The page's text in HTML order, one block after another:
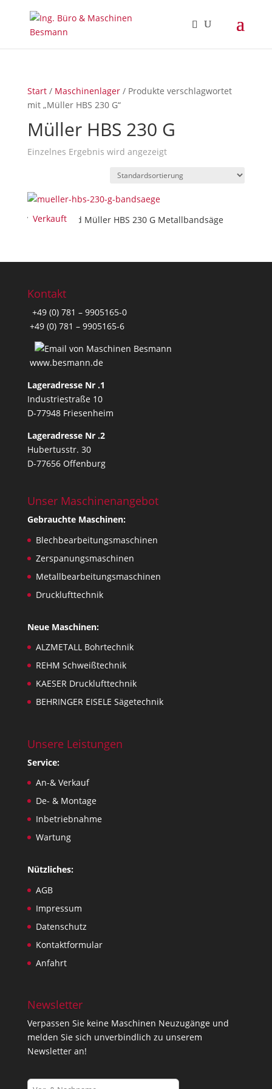
Start/ Maschinenlager/ Produkte verschlagwortet
mit „Müller HBS 230 G“
Müller HBS 230 G
Einzelnes Ergebnis wird angezeigt
Verkauft
Verkauft/Sold Müller HBS 230 G Metallbandsäge
Kontakt
+49 (0) 781 – 9905165-0
+49 (0) 781 – 9905165-6
www.besmann.de
Lageradresse Nr .1
Industriestraße 10
D-77948 Friesenheim
Lageradresse Nr .2
Hubertusstr. 30
D-77656 Offenburg
Unser Maschinenangebot
Gebrauchte Maschinen:
Blechbearbeitungsmaschinen
Zerspanungsmaschinen
Metallbearbeitungsmaschinen
Drucklufttechnik
Neue Maschinen:
ALZMETALL Bohrtechnik
REHM Schweißtechnik
KAESER Drucklufttechnik
BEHRINGER EISELE Sägetechnik
Unsere Leistungen
Service:
An-& Verkauf
De- & Montage
Inbetriebnahme
Wartung
Nützliches:
AGB
Impressum
Datenschutz
Kontaktformular
Anfahrt
Newsletter
Verpassen Sie keine Maschinen Neuzugänge und
melden Sie sich unverbindlich zu unserem
Newsletter an!